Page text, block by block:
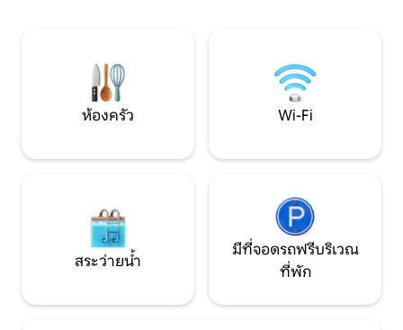
คลาย ขอให้มีควา
ห้องครัว Wi-Fi
สระว่ายน้ำ
มีที่จอดรถฟรีบริเวณ
ที่พัก